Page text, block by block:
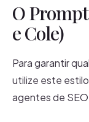
O
e Cole)
Para garantir
utilize este
agentes de